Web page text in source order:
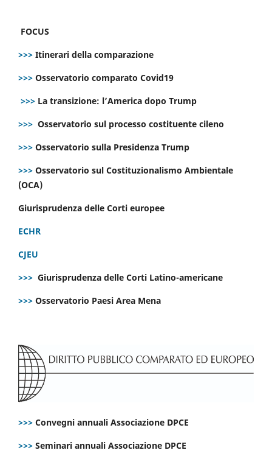
FOCUS
>>> Itinerari della comparazione
>>> Osservatorio comparato Covid19
>>> La transizione: l’America dopo Trump
>>> Osservatorio sul processo costituente cileno
>>> Osservatorio sulla Presidenza Trump
>>> Osservatorio sul Costituzionalismo Ambientale
(OCA)
Giurisprudenza delle Corti europee
ECHR
CJEU
>>> Giurisprudenza delle Corti Latino-americane
>>> Osservatorio Paesi Area Mena
>>> Convegni annuali Associazione DPCE
>>> Seminari annuali Associazione DPCE